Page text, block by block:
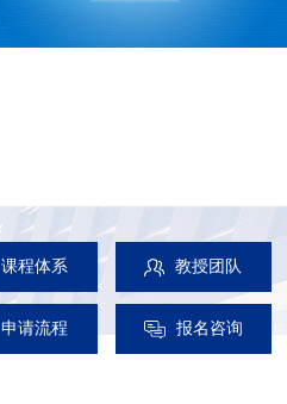
课程体系 教授团队
申请流程 报名咨询